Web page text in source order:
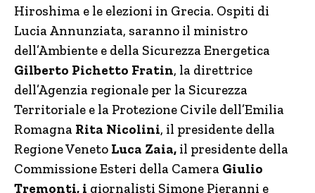
Hiroshima e le elezioni in Grecia. Ospiti di
Lucia Annunziata, saranno il ministro
dell’Ambiente e della Sicurezza Energetica
Gilberto Pichetto Fratin, la direttrice
dell’Agenzia regionale per la Sicurezza
Territoriale e la Protezione Civile dell’Emilia
Romagna Rita Nicolini, il presidente della
Regione Veneto Luca Zaia, il presidente della
Commissione Esteri della Camera Giulio
Tremonti, i giornalisti Simone Pieranni e